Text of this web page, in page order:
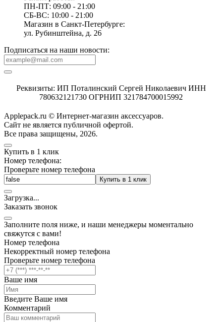
ПН-ПТ: 09:00 - 21:00
СБ-ВС: 10:00 - 21:00
Магазин в Санкт-Петербурге:
ул. Рубинштейна, д. 26
Подписаться на наши новости:
Реквизиты: ИП Поталинский Сергей Николаевич ИНН
780632121730 ОГРНИП 321784700015992
Applepack.ru © Интернет-магазин аксессуаров.
Cайт не является публичной офертой.
Все права защищены, 2026.
Купить в 1 клик
Номер телефона:
Проверьте номер телефона
Купить в 1 клик
Загрузка...
Заказать звонок
Заполните поля ниже, и наши менеджеры моментально
свяжутся с вами!
Номер телефона
Некорректный номер телефона
Проверьте номер телефона
Ваше имя
Введите Ваше имя
Комментарий